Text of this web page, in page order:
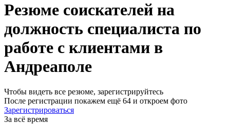
Резюме соискателей на
должность специалиста по
работе с клиентами в
Андреаполе
Чтобы видеть все резюме, зарегистрируйтесь
После регистрации покажем ещё 64 и откроем фото
Зарегистрироваться
За всё время